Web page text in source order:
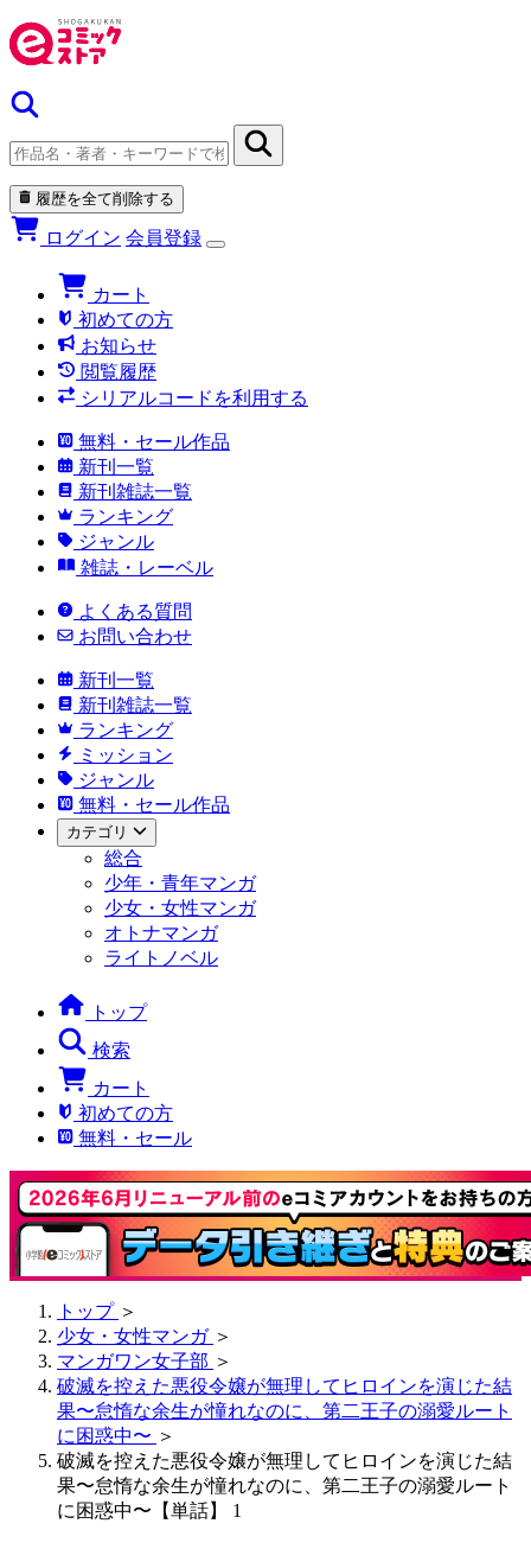
履歴を全て削除する
ログイン 会員登録
カート
初めての方
お知らせ
閲覧履歴
シリアルコードを利用する
無料・セール作品
新刊一覧
新刊雑誌一覧
ランキング
ジャンル
雑誌・レーベル
よくある質問
お問い合わせ
新刊一覧
新刊雑誌一覧
ランキング
ミッション
ジャンル
無料・セール作品
カテゴリ
総合
少年・青年マンガ
少女・女性マンガ
オトナマンガ
ライトノベル
トップ
検索
カート
初めての方
無料・セール
トップ ＞
少女・女性マンガ ＞
マンガワン女子部 ＞
破滅を控えた悪役令嬢が無理してヒロインを演じた結
果〜怠惰な余生が憧れなのに、第二王子の溺愛ルート
に困惑中〜 ＞
破滅を控えた悪役令嬢が無理してヒロインを演じた結
果〜怠惰な余生が憧れなのに、第二王子の溺愛ルート
に困惑中〜【単話】 1